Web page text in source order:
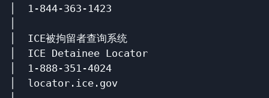
│  1-844-363-1423
│  ICE被拘留者查询系统
│  ICE Detainee Locator
│  1-888-351-4024
│  locator.ice.gov